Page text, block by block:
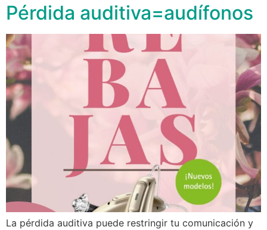
Pérdida auditiva=audífonos
La pérdida auditiva puede restringir tu comunicación y